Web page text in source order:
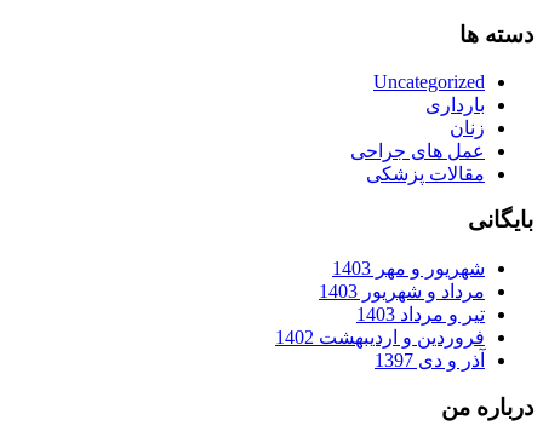
دسته ها
Uncategorized
بارداری
زنان
عمل های جراحی
مقالات پزشکی
بایگانی
شهریور و مهر 1403
مرداد و شهریور 1403
تیر و مرداد 1403
فروردین و اردیبهشت 1402
آذر و دی 1397
درباره من